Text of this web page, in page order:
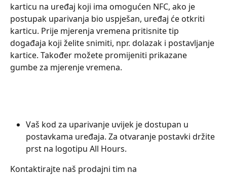
karticu na uređaj koji ima omogućen NFC, ako je
postupak uparivanja bio uspješan, uređaj će otkriti
karticu. Prije mjerenja vremena pritisnite tip
događaja koji želite snimiti, npr. dolazak i postavljanje
kartice. Također možete promijeniti prikazane
gumbe za mjerenje vremena.
Vaš kod za uparivanje uvijek je dostupan u
postavkama uređaja. Za otvaranje postavki držite
prst na logotipu All Hours.
Kontaktirajte naš prodajni tim na